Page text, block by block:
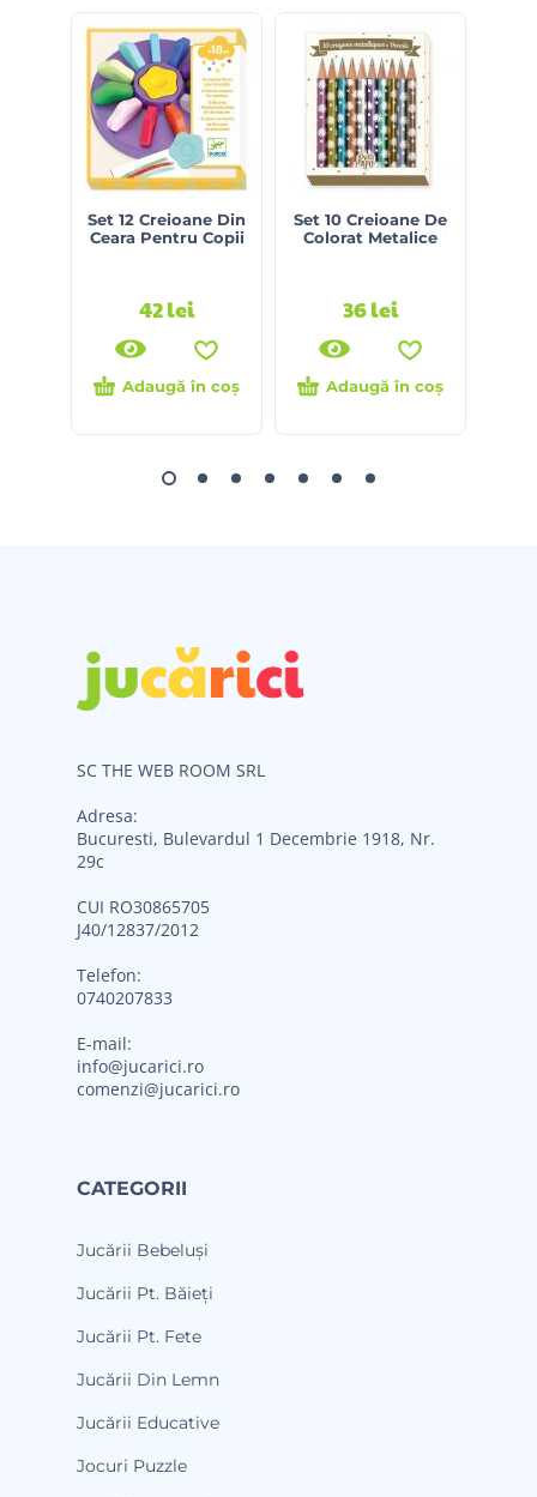
Set 12 Creioane Din
Ceara Pentru Copii
42lei
Adaugă în coș
Set 10 Creioane De
Colorat Metalice
36lei
Adaugă în coș
SC THE WEB ROOM SRL
Adresa:
Bucuresti, Bulevardul 1 Decembrie 1918, Nr.
29c
CUI RO30865705
J40/12837/2012
Telefon:
0740207833
E-mail:
info@jucarici.ro
comenzi@jucarici.ro
CATEGORII
Jucării Bebeluși
Jucării Pt. Băieți
Jucării Pt. Fete
Jucării Din Lemn
Jucării Educative
Jocuri Puzzle